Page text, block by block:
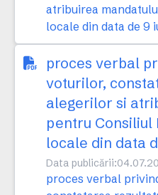
atribuirea
locale din data de 9
proces verbal
voturilor,
alegerilor si
pentru
locale din data
Data publicării:
proces verbal